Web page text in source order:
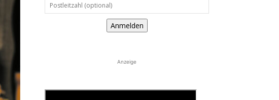
Anmelden
Anzeige